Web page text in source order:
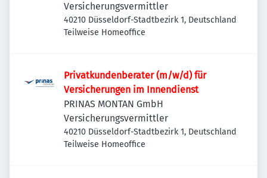
Versicherungsvermittler
40210 Düsseldorf-Stadtbezirk 1, Deutschland
Teilweise Homeoffice
Privatkundenberater (m/w/d) für
Versicherungen im Innendienst
PRINAS MONTAN GmbH
Versicherungsvermittler
40210 Düsseldorf-Stadtbezirk 1, Deutschland
Teilweise Homeoffice